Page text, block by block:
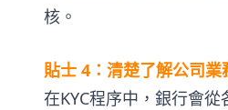
核。
貼士 4：清楚了解公司
在KYC程序中，銀行會